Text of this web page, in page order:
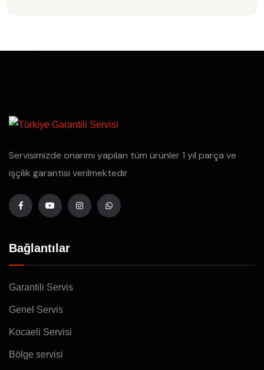
Servisimizde onarımı yapılan tüm ürünler 1 yıl parça ve
işçilik garantisi verilmektedir
Bağlantılar
Garantili Servis
Genel Servis
Kocaeli Servisi
Bölge servisi